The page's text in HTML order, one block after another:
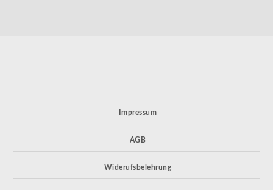
Impressum
AGB
Widerufsbelehrung